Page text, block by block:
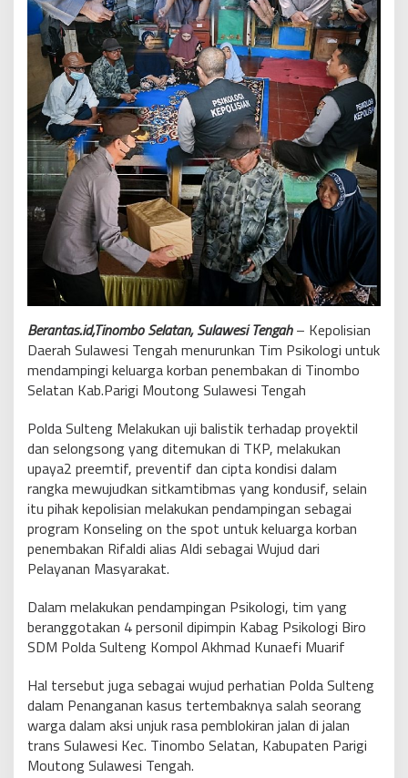
Berantas.id,Tinombo Selatan, Sulawesi Tengah– Kepolisian
Daerah Sulawesi Tengah menurunkan Tim Psikologi untuk
mendampingi keluarga korban penembakan di Tinombo
Selatan Kab.Parigi Moutong Sulawesi Tengah
Polda Sulteng Melakukan uji balistik terhadap proyektil
dan selongsong yang ditemukan di TKP, melakukan
upaya2 preemtif, preventif dan cipta kondisi dalam
rangka mewujudkan sitkamtibmas yang kondusif, selain
itu pihak kepolisian melakukan pendampingan sebagai
program Konseling on the spot untuk keluarga korban
penembakan Rifaldi alias Aldi sebagai Wujud dari
Pelayanan Masyarakat.
Dalam melakukan pendampingan Psikologi, tim yang
beranggotakan 4 personil dipimpin Kabag Psikologi Biro
SDM Polda Sulteng Kompol Akhmad Kunaefi Muarif
Hal tersebut juga sebagai wujud perhatian Polda Sulteng
dalam Penanganan kasus tertembaknya salah seorang
warga dalam aksi unjuk rasa pemblokiran jalan di jalan
trans Sulawesi Kec. Tinombo Selatan, Kabupaten Parigi
Moutong Sulawesi Tengah.